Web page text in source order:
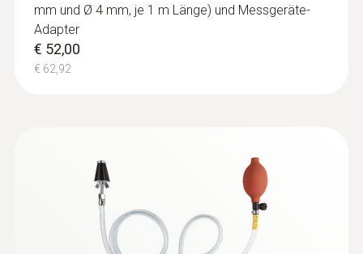
:0600 9799
Verbrennungsluft-Temperaturfühler
(190 mm Eintauchtiefe)
mm und Ø 4 mm, je 1 m Länge) und Messgeräte-
Adapter
€ 52,00
€ 62,92